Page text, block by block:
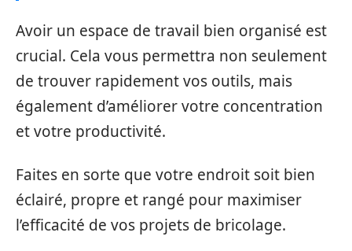
Avoir un espace de travail bien organisé est
crucial. Cela vous permettra non seulement
de trouver rapidement vos outils, mais
également d’améliorer votre concentration
et votre productivité.
Faites en sorte que votre endroit soit bien
éclairé, propre et rangé pour maximiser
l’efficacité de vos projets de bricolage.